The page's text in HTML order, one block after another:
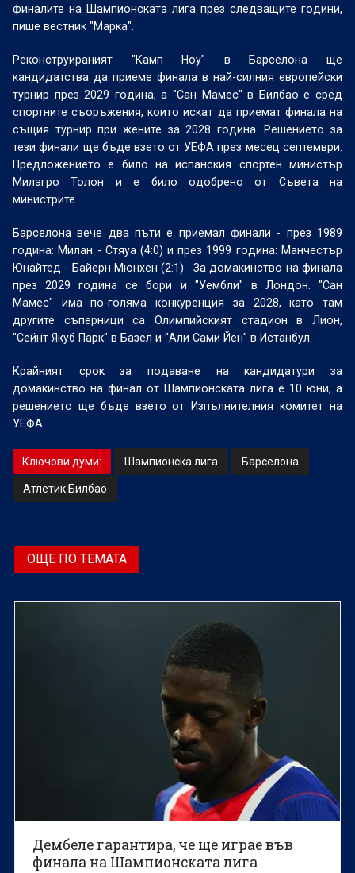
финалите на Шампионската лига през следващите години,
пише вестник "Марка".
Реконструираният "Камп Ноу" в Барселона ще
кандидатства да приеме финала в най-силния европейски
турнир през 2029 година, а "Сан Мамес" в Билбао е сред
спортните съоръжения, които искат да приемат финала на
същия турнир при жените за 2028 година. Решението за
тези финали ще бъде взето от УЕФА през месец септември.
Предложението е било на испанския спортен министър
Милагро Толон и е било одобрено от Съвета на
министрите.
Барселона вече два пъти е приемал финали - през 1989
година: Милан - Стяуа (4:0) и през 1999 година: Манчестър
Юнайтед - Байерн Мюнхен (2:1).
За домакинство на финала
през 2029 година се бори и "Уембли" в Лондон. "Сан
Мамес" има по-голяма конкуренция за 2028, като там
другите съперници са Олимпийският стадион в Лион,
"Сейнт Якуб Парк" в Базел и "Али Сами Йен" в Истанбул.
Крайният срок за подаване на кандидатури за
домакинство на финал от Шампионската лига е 10 юни, а
решението ще бъде взето от Изпълнителния комитет на
УЕФА.
Ключови думи: Шампионска лига Барселона
Атлетик Билбао
ОЩЕ ПО ТЕМАТА
Дембеле гарантира, че ще играе във
финала на Шампионската лига